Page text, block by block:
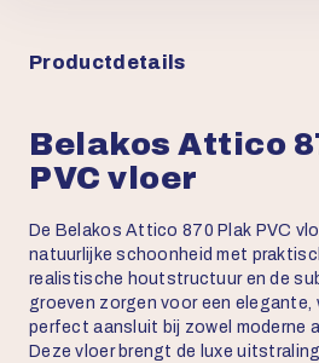
Productdetails
Belakos Attico
PVC vloer
De Belakos Attico 870 Plak PVC
natuurlijke schoonheid met
realistische houtstructuur en de
groeven zorgen voor een elegante,
perfect aansluit bij zowel moderne
Deze vloer brengt de luxe